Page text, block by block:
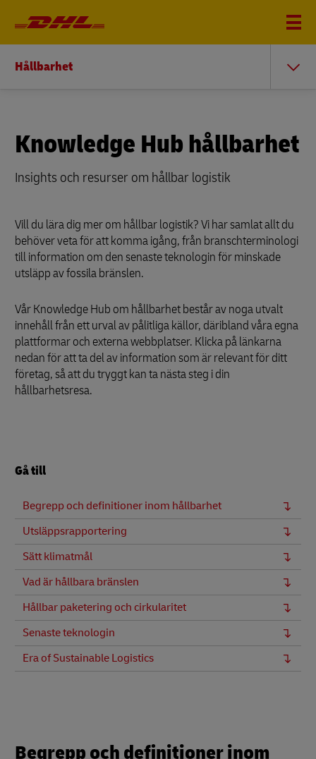
Hållbarhet
Knowledge Hub hållbarhet
Insights och resurser om hållbar logistik
Vill du lära dig mer om hållbar logistik? Vi har samlat allt du
behöver veta för att komma igång, från branschterminologi
till information om den senaste teknologin för minskade
utsläpp av fossila bränslen.
Vår Knowledge Hub om hållbarhet består av noga utvalt
innehåll från ett urval av pålitliga källor, däribland våra egna
plattformar och externa webbplatser. Klicka på länkarna
nedan för att ta del av information som är relevant för ditt
företag, så att du tryggt kan ta nästa steg i din
hållbarhetsresa.
Gå till
Begrepp och definitioner inom hållbarhet
Utsläppsrapportering
Sätt klimatmål
Vad är hållbara bränslen
Hållbar paketering och cirkularitet
Senaste teknologin
Era of Sustainable Logistics
Begrepp och definitioner inom